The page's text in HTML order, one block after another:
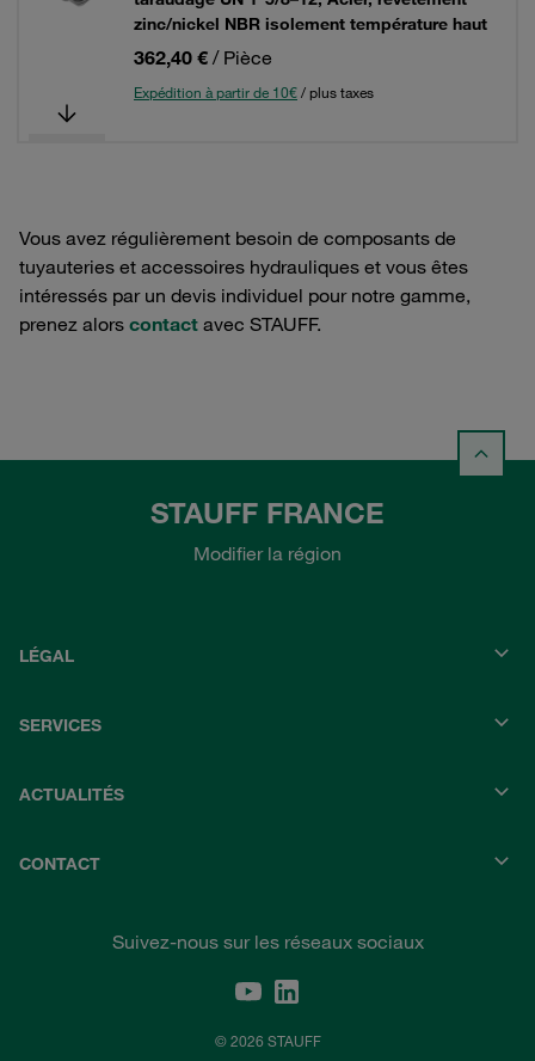
zinc/nickel NBR isolement température haut
362,40 € / Pièce
Expédition à partir de 10€/ plus taxes
Vous avez régulièrement besoin de composants de
tuyauteries et accessoires hydrauliques et vous êtes
intéressés par un devis individuel pour notre gamme,
prenez alors contact avec STAUFF.
STAUFF FRANCE
Modifier la région
LÉGAL
SERVICES
ACTUALITÉS
CONTACT
Suivez-nous sur les réseaux sociaux
© 2026 STAUFF